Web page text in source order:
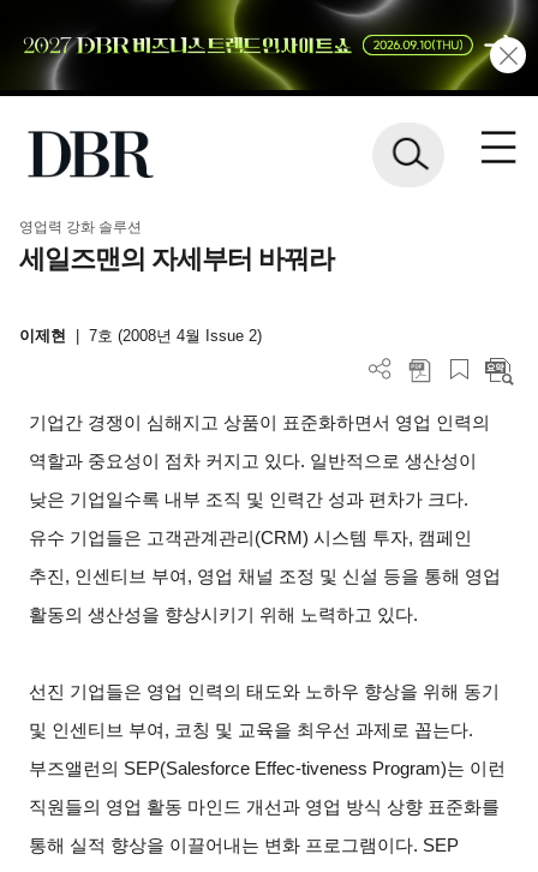
영업력 강화 솔루션
세일즈맨의 자세부터 바꿔라
이제현 7호 (2008년 4월 Issue 2)
기업간 경쟁이 심해지고 상품이 표준화하면서 영업 인력의
역할과 중요성이 점차 커지고 있다. 일반적으로 생산성이
낮은 기업일수록 내부 조직 및 인력간 성과 편차가 크다.
유수 기업들은 고객관계관리(CRM) 시스템 투자, 캠페인
추진, 인센티브 부여, 영업 채널 조정 및 신설 등을 통해 영업
활동의 생산성을 향상시키기 위해 노력하고 있다.
선진 기업들은 영업 인력의 태도와 노하우 향상을 위해 동기
및 인센티브 부여, 코칭 및 교육을 최우선 과제로 꼽는다.
부즈앨런의 SEP(Salesforce Effec-tiveness Program)는 이런
직원들의 영업 활동 마인드 개선과 영업 방식 상향 표준화를
통해 실적 향상을 이끌어내는 변화 프로그램이다. SEP